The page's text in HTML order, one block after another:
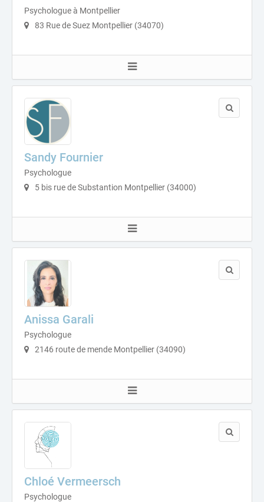
Psychologue à Montpellier
83 Rue de Suez Montpellier (34070)
Sandy Fournier
Psychologue
5 bis rue de Substantion Montpellier (34000)
Anissa Garali
Psychologue
2146 route de mende Montpellier (34090)
Chloé Vermeersch
Psychologue